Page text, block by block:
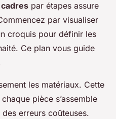
par étapes assure
par visualiser
croquis pour définir les
Ce plan vous guide
les matériaux. Cette
pièce s’assemble
erreurs coûteuses.